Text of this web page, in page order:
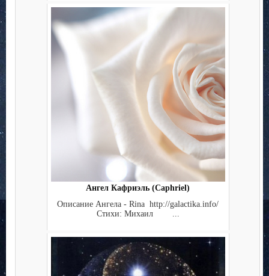
Ангел Кафриэль (Caphriel)
Описание Ангела - Rina http://galactika.info/
Стихи: Михаил ...